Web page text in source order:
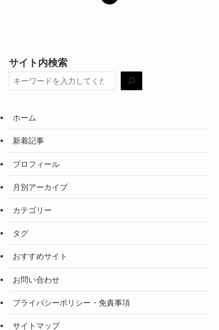
サイト内検索
ホーム
新着記事
プロフィール
月別アーカイブ
カテゴリー
タグ
おすすめサイト
お問い合わせ
プライバシーポリシー・免責事項
サイトマップ